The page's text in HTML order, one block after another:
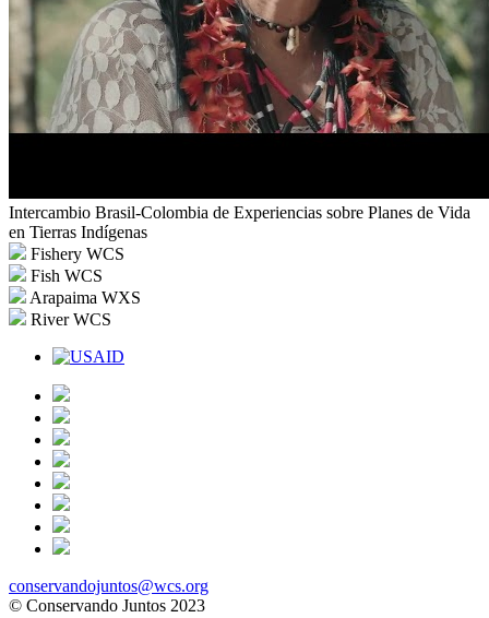
Intercambio Brasil-Colombia de Experiencias sobre Planes de Vida
en Tierras Indígenas
Fishery WCS
Fish WCS
Arapaima WXS
River WCS
conservandojuntos@wcs.org
© Conservando Juntos 2023